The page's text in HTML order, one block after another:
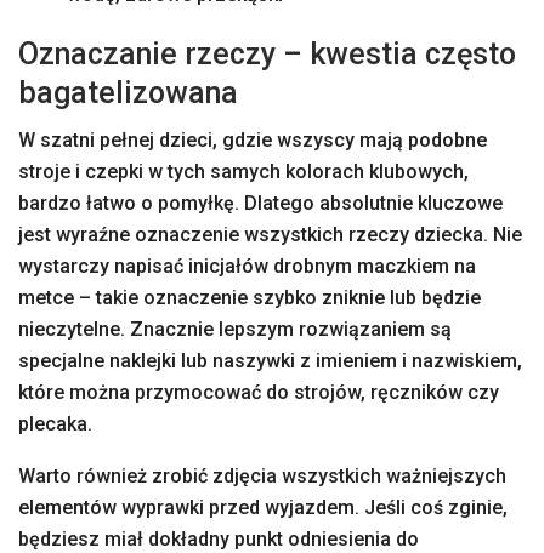
Oznaczanie rzeczy – kwestia często
bagatelizowana
W szatni pełnej dzieci, gdzie wszyscy mają podobne
stroje i czepki w tych samych kolorach klubowych,
bardzo łatwo o pomyłkę. Dlatego absolutnie kluczowe
jest wyraźne oznaczenie wszystkich rzeczy dziecka. Nie
wystarczy napisać inicjałów drobnym maczkiem na
metce – takie oznaczenie szybko zniknie lub będzie
nieczytelne. Znacznie lepszym rozwiązaniem są
specjalne naklejki lub naszywki z imieniem i nazwiskiem,
które można przymocować do strojów, ręczników czy
plecaka.
Warto również zrobić zdjęcia wszystkich ważniejszych
elementów wyprawki przed wyjazdem. Jeśli coś zginie,
będziesz miał dokładny punkt odniesienia do